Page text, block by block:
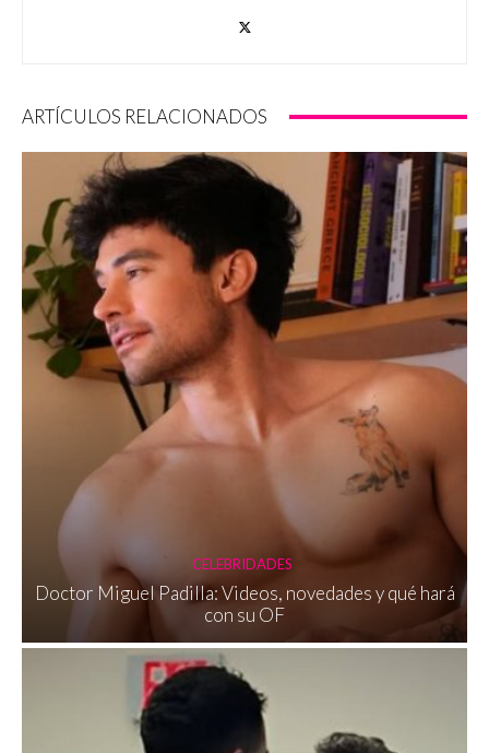
ARTÍCULOS RELACIONADOS
CELEBRIDADES
Doctor Miguel Padilla: Videos, novedades y qué hará
con su OF